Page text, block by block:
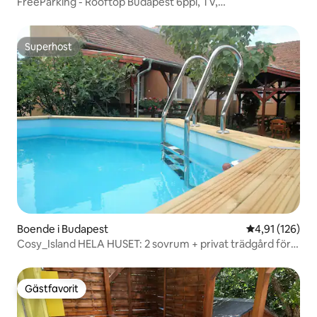
Superhost
Superhost
Boende i Budapest 4,91 av 5 i
4,91 (126)
Cosy_Island HELA HUSET: 2 sovrum + privat trädgård för
Gästfavorit
Gästfavorit